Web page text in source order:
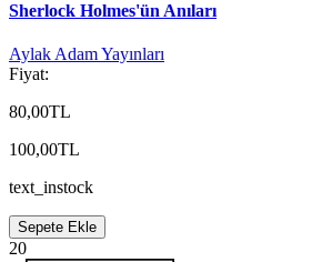
Sherlock Holmes'ün Anıları
Aylak Adam Yayınları
Fiyat:
80,00TL
100,00TL
text_instock
Sepete Ekle
20